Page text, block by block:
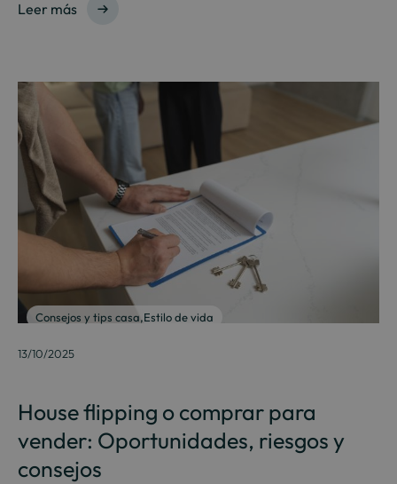
Leer más
Consejos y tips casa,Estilo de vida
13/10/2025
House flipping o comprar para
vender: Oportunidades, riesgos y
consejos